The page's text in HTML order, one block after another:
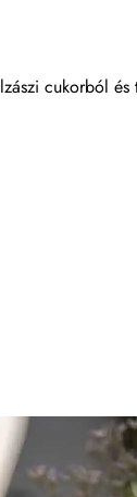
cukorból